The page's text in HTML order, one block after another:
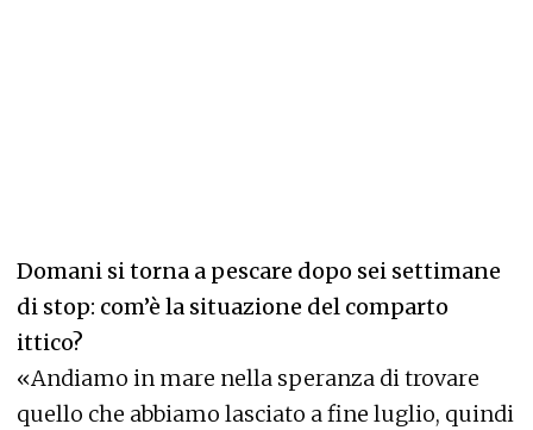
Domani si torna a pescare dopo sei settimane
di stop: com’è la situazione del comparto
ittico?
«Andiamo in mare nella speranza di trovare
quello che abbiamo lasciato a fine luglio, quindi